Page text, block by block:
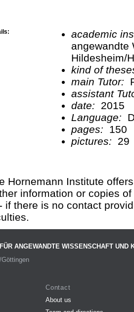
academic
angewandte
Hildesheim/
kind of
main Tutor:
assistant
date:
2015
Language:
pages:
150
pictures:
29
Hornemann Institute
information or copies
if there is no contact
ANGEWANDTE WISSENSCHAFT UND
Contact
About us